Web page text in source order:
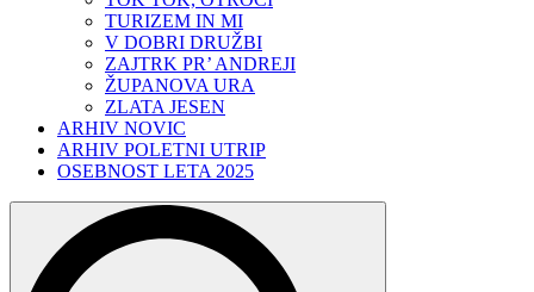
TURIZEM IN MI
V DOBRI DRUŽBI
ZAJTRK PR’ ANDREJI
ŽUPANOVA URA
ZLATA JESEN
ARHIV NOVIC
ARHIV POLETNI UTRIP
OSEBNOST LETA 2025